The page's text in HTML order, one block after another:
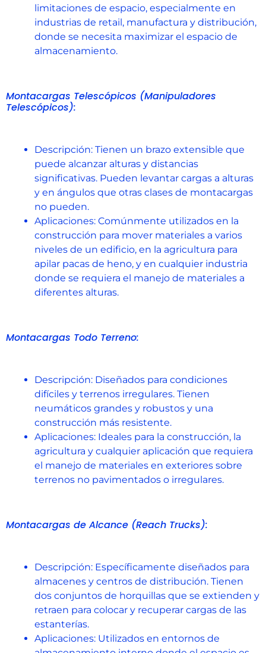
limitaciones de espacio, especialmente en
industrias de retail, manufactura y distribución,
donde se necesita maximizar el espacio de
almacenamiento.
Montacargas Telescópicos (Manipuladores
Telescópicos):
Descripción: Tienen un brazo extensible que
puede alcanzar alturas y distancias
significativas. Pueden levantar cargas a alturas
y en ángulos que otras clases de montacargas
no pueden.
Aplicaciones: Comúnmente utilizados en la
construcción para mover materiales a varios
niveles de un edificio, en la agricultura para
apilar pacas de heno, y en cualquier industria
donde se requiera el manejo de materiales a
diferentes alturas.
Montacargas Todo Terreno:
Descripción: Diseñados para condiciones
difíciles y terrenos irregulares. Tienen
neumáticos grandes y robustos y una
construcción más resistente.
Aplicaciones: Ideales para la construcción, la
agricultura y cualquier aplicación que requiera
el manejo de materiales en exteriores sobre
terrenos no pavimentados o irregulares.
Montacargas de Alcance (Reach Trucks):
Descripción: Específicamente diseñados para
almacenes y centros de distribución. Tienen
dos conjuntos de horquillas que se extienden y
retraen para colocar y recuperar cargas de las
estanterías.
Aplicaciones: Utilizados en entornos de